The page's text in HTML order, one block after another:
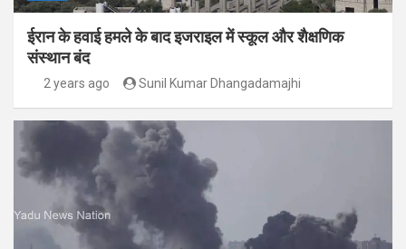
ईरान के हवाई हमले के बाद इजराइल में स्कूल और शैक्षणिक
संस्थान बंद
2 years ago Sunil Kumar Dhangadamajhi